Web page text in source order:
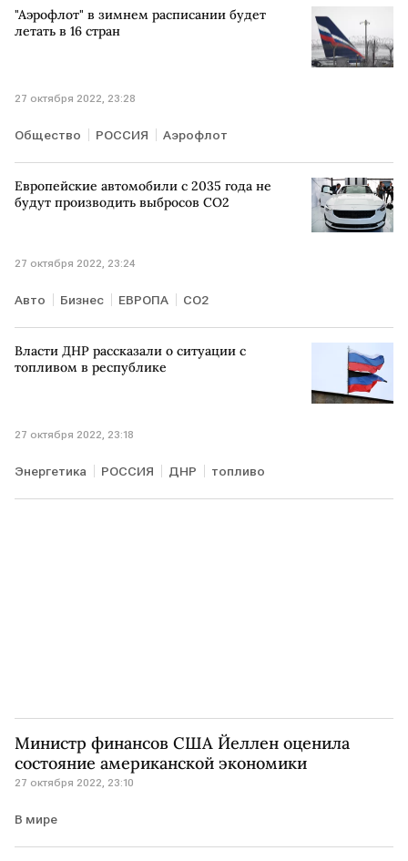
"Аэрофлот" в зимнем расписании будет
летать в 16 стран
27 октября 2022, 23:28
Общество РОССИЯ Аэрофлот
Европейские автомобили с 2035 года не
будут производить выбросов CO2
27 октября 2022, 23:24
Авто Бизнес ЕВРОПА СО2
Власти ДНР рассказали о ситуации с
топливом в республике
27 октября 2022, 23:18
Энергетика РОССИЯ ДНР топливо
Министр финансов США Йеллен оценила
состояние американской экономики
27 октября 2022, 23:10
В мире